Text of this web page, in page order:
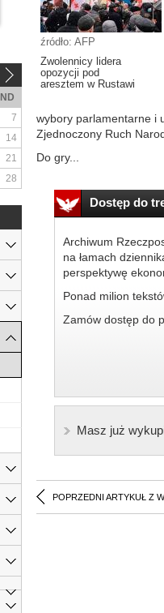
źródło: AFP
Zwolennicy lidera
opozycji pod
aresztem w Rustawi
wybory parlamentarne i
Zjednoczony Ruch
Do gry...
Dostęp do
Archiwum
na łamach
perspektywę
Ponad milion
Zamów dostęp do
Masz już
POPRZEDNI ARTYKUŁ Z
ND
7
14
21
28